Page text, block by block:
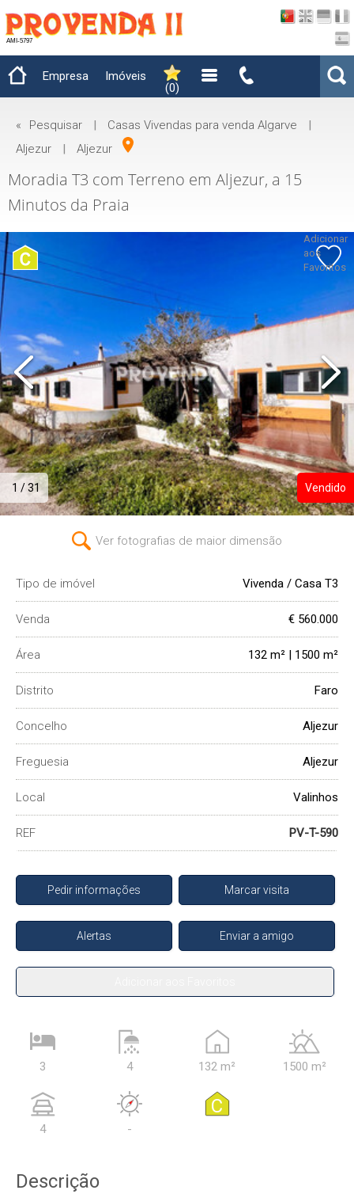
AMI-5797
Empresa
Imóveis
(0)
« Pesquisar | Casas Vivendas para venda Algarve
|
Aljezur
| Aljezur
Moradia T3 com Terreno em Aljezur, a 15
Minutos da Praia
1 / 31 Vendido
Adicionar
aos
Favoritos
Ver fotografias de maior dimensão
Tipo de imóvel Vivenda / Casa T3
Venda € 560.000
Área 132 m² | 1500 m²
Distrito Faro
Concelho Aljezur
Freguesia Aljezur
Local Valinhos
REF PV-T-590
Pedir informações Marcar visita
Alertas Enviar a amigo
3 4 132 m² 1500 m²
4 -
C
Descrição